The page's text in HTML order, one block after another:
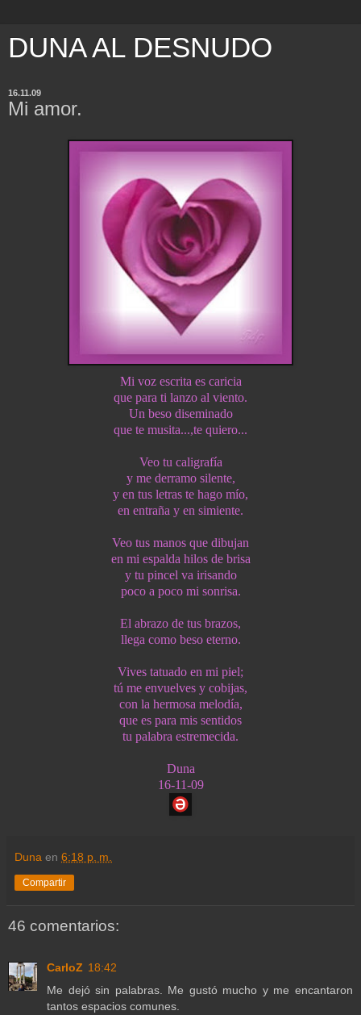
DUNA AL DESNUDO
16.11.09
Mi amor.
Mi voz escrita es caricia
que para ti lanzo al viento.
Un beso diseminado
que te musita...,te quiero...
Veo tu caligrafía
y me derramo silente,
y en tus letras te hago mío,
en entraña y en simiente.
Veo tus manos que dibujan
en mi espalda hilos de brisa
y tu pincel va irisando
poco a poco mi sonrisa.
El abrazo de tus brazos,
llega como beso eterno.
Vives tatuado en mi piel;
tú me envuelves y cobijas,
con la hermosa melodía,
que es para mis sentidos
tu palabra estremecida.
Duna
16-11-09
Duna en 6:18 p. m.
Compartir
46 comentarios:
CarloZ 18:42
Me dejó sin palabras. Me gustó mucho y me encantaron
tantos espacios comunes.